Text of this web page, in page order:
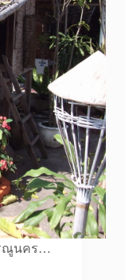
ณูนคร…